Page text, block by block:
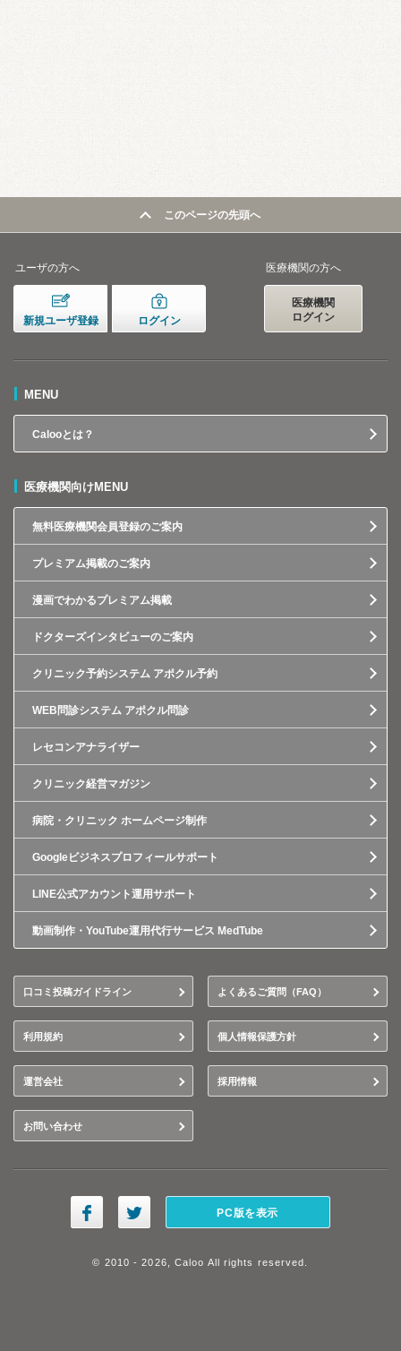
このページの先頭へ
ユーザの方へ
新規ユーザ登録 ログイン
医療機関の方へ
医療機関
ログイン
MENU
Calooとは？
医療機関向けMENU
無料医療機関会員登録のご案内
プレミアム掲載のご案内
漫画でわかるプレミアム掲載
ドクターズインタビューのご案内
クリニック予約システム アポクル予約
WEB問診システム アポクル問診
レセコンアナライザー
クリニック経営マガジン
病院・クリニック ホームページ制作
Googleビジネスプロフィールサポート
LINE公式アカウント運用サポート
動画制作・YouTube運用代行サービス MedTube
口コミ投稿ガイドライン よくあるご質問（FAQ）
利用規約 個人情報保護方針
運営会社 採用情報
お問い合わせ
PC版を表示
© 2010 - 2026, Caloo All rights reserved.